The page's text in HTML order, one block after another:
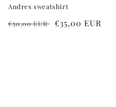
Andres sweatshirt
Preço
€50,00 EUR Preço
€35,00 EUR